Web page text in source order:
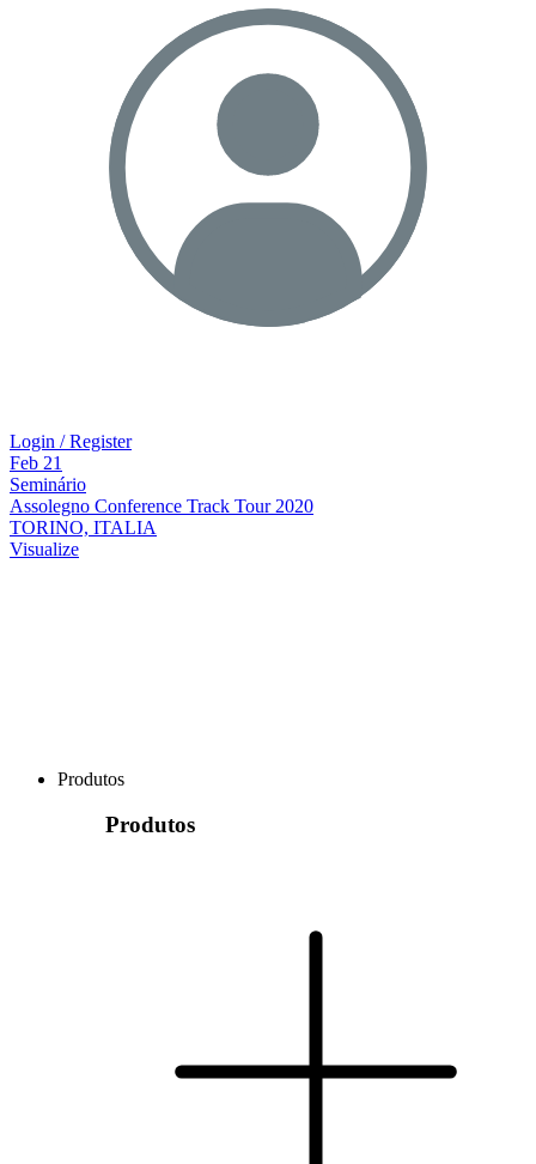
Login / Register
Feb 21
Seminário
Assolegno Conference Track Tour 2020
TORINO, ITALIA
Visualize
Produtos
Produtos